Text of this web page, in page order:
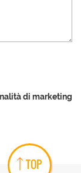
di marketing
TOP